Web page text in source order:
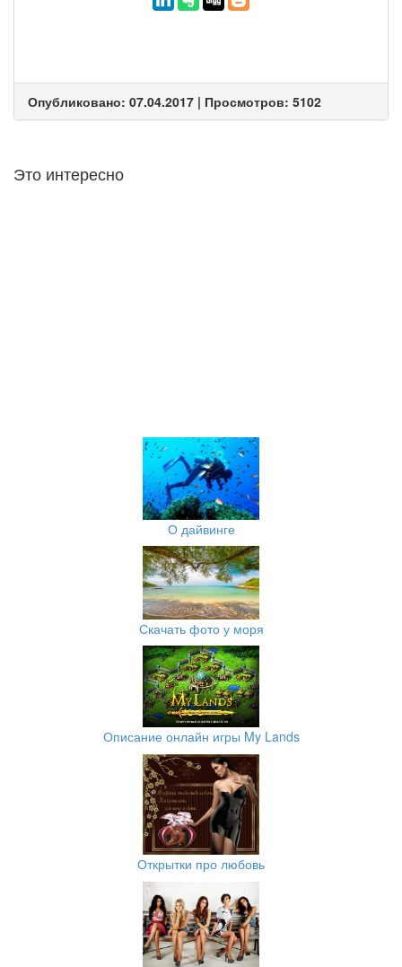
Опубликовано: 07.04.2017 | Просмотров: 5102
Это интересно
О дайвинге
Скачать фото у моря
Описание онлайн игры My Lands
Открытки про любовь